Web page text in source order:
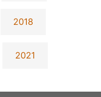
2018
2021